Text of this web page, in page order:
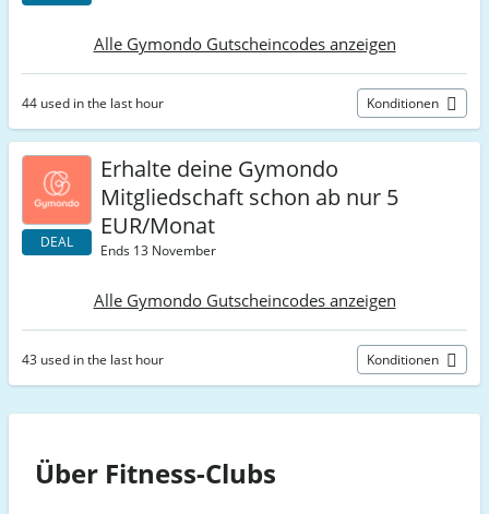
Alle Gymondo Gutscheincodes anzeigen
44 used in the last hour Konditionen
DEAL
Erhalte deine Gymondo
Mitgliedschaft schon ab nur 5
EUR/Monat
Ends 13 November
Alle Gymondo Gutscheincodes anzeigen
43 used in the last hour Konditionen
Über Fitness-Clubs